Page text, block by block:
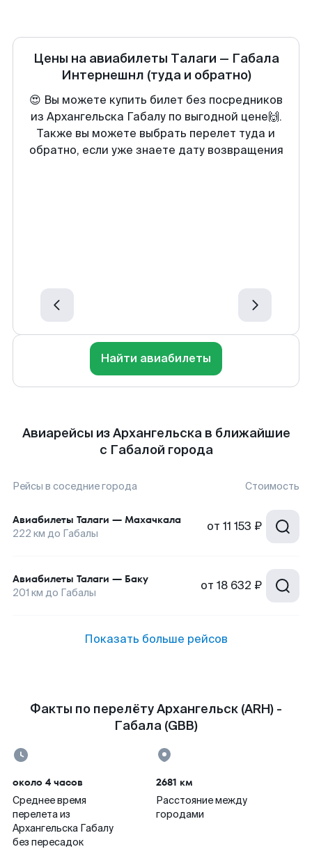
Цены на авиабилеты Талаги — Габала
Интернешнл (туда и обратно)
😍 Вы можете купить билет без посредников
из Архангельска Габалу по выгодной цене🙌.
Также вы можете выбрать перелет туда и
обратно, если уже знаете дату возвращения
Найти авиабилеты
Авиарейсы из Архангельска в ближайшие
с Габалой города
Рейсы в соседние города Стоимость
Авиабилеты Талаги — Махачкала
222 км до Габалы от 11 153 ₽
Авиабилеты Талаги — Баку
201 км до Габалы от 18 632 ₽
Показать больше рейсов
Факты по перелёту Архангельск (ARH) -
Габала (GBB)
около 4 часов
Среднее время
перелета из
Архангельска Габалу
без пересадок
2681 км
Расстояние между
городами